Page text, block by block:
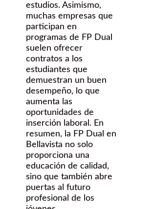
estudios. Asimismo,
muchas empresas que
participan en
programas de FP Dual
suelen ofrecer
contratos a los
estudiantes que
demuestran un buen
desempeño, lo que
aumenta las
oportunidades de
inserción laboral. En
resumen, la FP Dual en
Bellavista no solo
proporciona una
educación de calidad,
sino que también abre
puertas al futuro
profesional de los